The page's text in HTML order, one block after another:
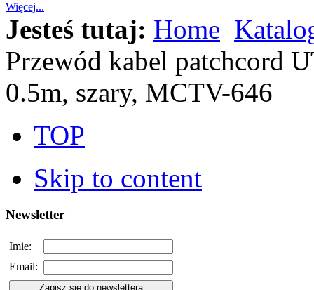
Więcej...
Jesteś tutaj: Home
Przewód kabel patchcord
0.5m, szary, MCTV-646
TOP
Skip to content
Newsletter
Imie:
Email: